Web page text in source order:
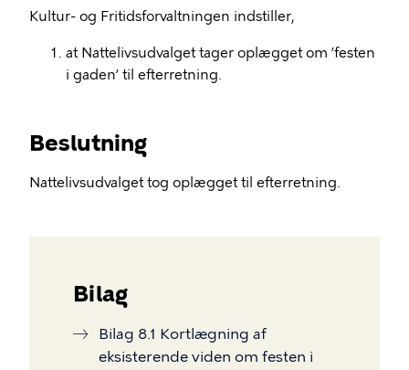
Kultur- og Fritidsforvaltningen indstiller,
at Nattelivsudvalget tager oplægget om ’festen
i gaden’ til efterretning.
Beslutning
Nattelivsudvalget tog oplægget til efterretning.
Bilag
Bilag 8.1 Kortlægning af
eksisterende viden om festen i